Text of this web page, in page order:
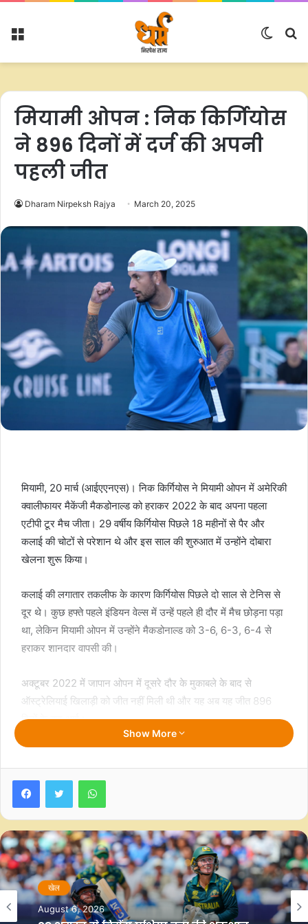
Menu
Switch
मियामी ओपन : निक किर्गियोस
ने 896 दिनों में दर्ज की अपनी
पहली जीत
Dharam Nirpeksh Rajya March 20, 2025
मियामी, 20 मार्च (आईएएनएस)। निक किर्गियोस ने मियामी ओपन में अमेरिकी
क्वालीफायर मैकेंजी मैकडोनाल्ड को हराकर 2022 के बाद अपना पहला
एटीपी टूर मैच जीता। 29 वर्षीय किर्गियोस पिछले 18 महीनों से पैर और
कलाई की चोटों से परेशान थे और इस साल की शुरुआत में उन्होंने दोबारा
खेलना शुरू किया।
कलाई की लगातार तकलीफ के कारण किर्गियोस पिछले दो साल से टेनिस से
दूर थे। कुछ हफ्ते पहले इंडियन वेल्स में उन्हें पहले ही दौर में मैच छोड़ना पड़ा
था, लेकिन मियामी ओपन में उन्होंने मैकडोनाल्ड को 3-6, 6-3, 6-4 से
हराकर शानदार वापसी की।
अक्टूबर 2022 में जापान ओपन में दूसरे दौर के मुकाबले के बाद से
ऑस्ट्रेलियाई खिलाड़ी को जीत नहीं मिली थी और यह अब यह जीत 896
दिनों के बाद आई।
अब इस जीत को वह अपनी वापसी का सबसे बड़ा पल मानते हैं। उन्होंने कहा,
“यह मेरे लिए लंबा सफर रहा है। कई बार तो मैच खेलना भी डराने वाला था
कि मैं इसे पूरा कर पाऊंगा या नहीं। लेकिन अब एक जीत हासिल करके यह
अब उनका अगला मुकाबला 22वीं वरीयता प्राप्त करेन खाचानोव से होगा,
जिनसे वह 2022 यूएस ओपन के क्वार्टरफाइनल में हार चुके हैं। इस बार
किर्गियोस उस हार का बदला लेना चाहेंगे।
Show More
FacebookTwitter WhatsApp
खेल
August 6, 2026
खेल